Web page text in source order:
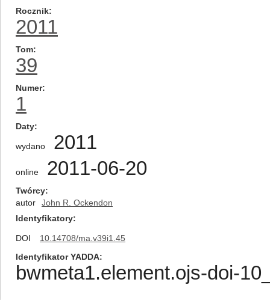
Rocznik
2011
Tom
39
Numer
1
Daty
wydano 2011
online 2011-06-20
Twórcy
autor
John R. Ockendon
Identyfikatory
DOI
10.14708/ma.v39i1.45
Identyfikator YADDA
bwmeta1.element.ojs-doi-